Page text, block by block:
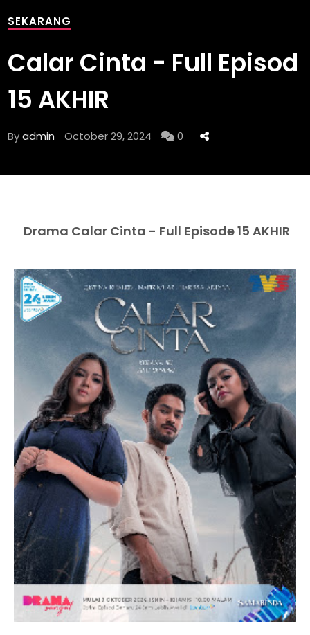
SEKARANG
Calar Cinta - Full Episod
15 AKHIR
Byadmin October 29, 2024 0
Drama Calar Cinta - Full Episode 15 AKHIR